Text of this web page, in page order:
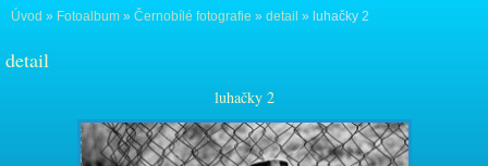
Úvod » Fotoalbum » Černobílé fotografie » detail » luhačky 2
detail
luhačky 2